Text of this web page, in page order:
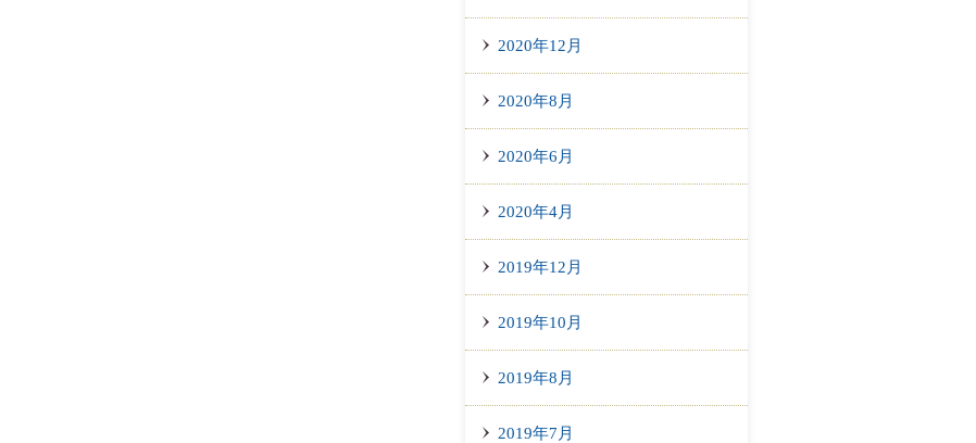
2020年12月
2020年8月
2020年6月
2020年4月
2019年12月
2019年10月
2019年8月
2019年7月